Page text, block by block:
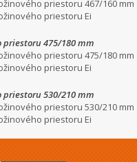
priestoru 467/160 mm
priestoru Ei
priestoru 475/180 mm
priestoru 475/180 mm
priestoru Ei
priestoru 530/210 mm
priestoru 530/210 mm
priestoru Ei